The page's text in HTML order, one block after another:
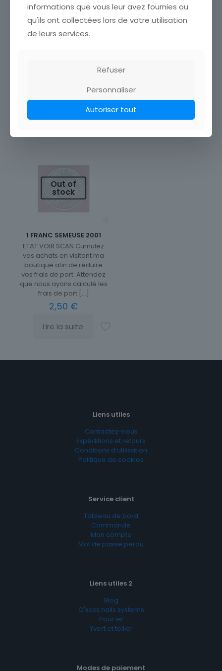
TIMBRE FRANCE
PUBLICITAIRE TYPE PAIX
TIMBRES FRANCE
boutique afin de réduire
2,00€
Lire la suite
3,00€
Out of
stock
1 FRANC SEMEUSE 2001
ETAT VOIR SCAN Cumulez
vos achats en visitant ma
boutique afin de réduire
vos frais de port. Attendez
que nous ayons calculé les
frais de port[…]
2,50 €
Lire la suite
Liens utiles
Contactez-nous
Expéditions et retours
Conditions d’utilisation
Politique de cookies
Service client
Tableau de bord
Commande
Mon compte
Mot de passe perdu
Liens utiles 2
Blog
O'xess nails systems
Pour iel
Yvert et tellier
Modes de paiement
informations que vous leur avez fournies ou
qu'ils ont collectées lors de votre utilisation
de leurs services.
Refuser
Personnaliser
Autoriser tout